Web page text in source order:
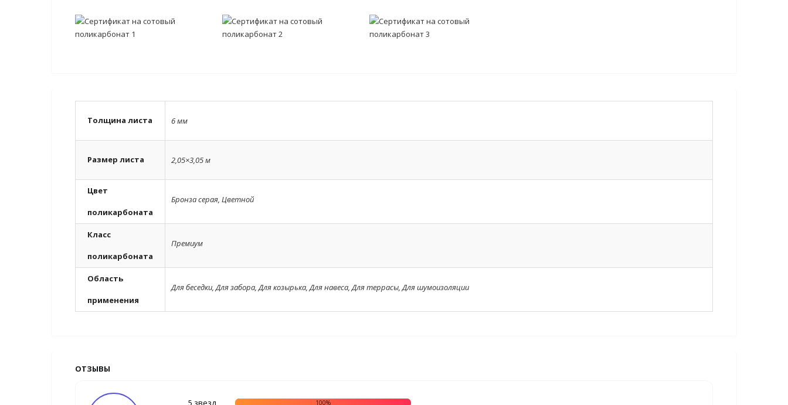
Толщина листа 6 мм
Размер листа 2,05×3,05 м
Цвет
поликарбоната
Бронза серая Цветной
Класс
поликарбоната
Премиум
Область
применения
Для беседки Для забора Для козырька Для навеса Для террасы Для шумоизоляции
ОТЗЫВЫ
5 звезд 100%